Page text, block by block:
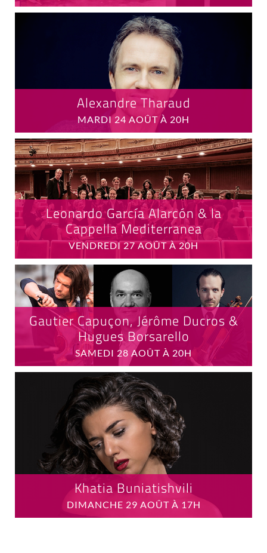
Alexandre Tharaud
MARDI 24 AOÛT À 20H
Leonardo García Alarcón & la
Cappella Mediterranea
VENDREDI 27 AOÛT À 20H
Gautier Capuçon, Jérôme Ducros &
Hugues Borsarello
SAMEDI 28 AOÛT À 20H
Khatia Buniatishvili
DIMANCHE 29 AOÛT À 17H